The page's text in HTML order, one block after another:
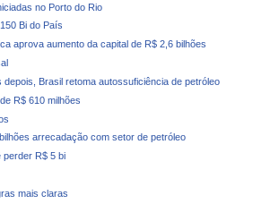
no Porto do Rio
Bi do País
aprova aumento da capital de R$ 2,6 bilhões
depois, Brasil retoma autossuficiência de petróleo
R$ 610 milhões
arrecadação com setor de petróleo
perder R$ 5 bi
mais claras